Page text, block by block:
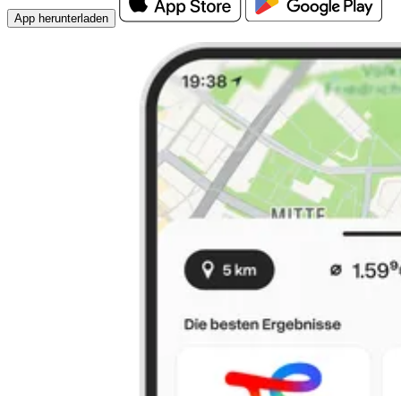
App herunterladen